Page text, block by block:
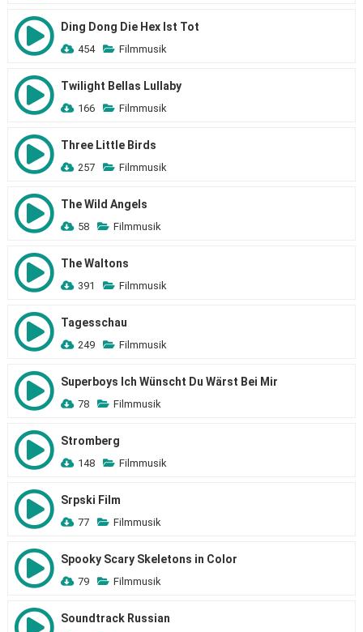
Ding Dong Die Hex Ist Tot
454 Filmmusik
Twilight Bellas Lullaby
166 Filmmusik
Three Little Birds
257 Filmmusik
The Wild Angels
58 Filmmusik
The Waltons
391 Filmmusik
Tagesschau
249 Filmmusik
Superboys Ich Wünscht Du Wärst Bei Mir
78 Filmmusik
Stromberg
148 Filmmusik
Srpski Film
77 Filmmusik
Spooky Scary Skeletons in Color
79 Filmmusik
Soundtrack Russian